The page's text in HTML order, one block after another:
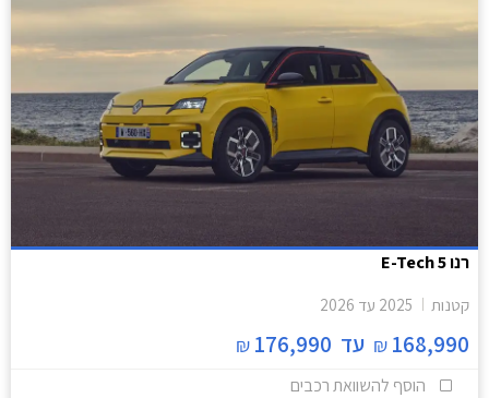
רנו 5 E-Tech
קטנות 2025 עד 2026
168,990
₪ עד 176,990
₪
הוסף להשוואת רכבים